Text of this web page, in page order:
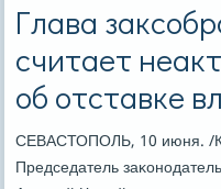
Глава
считает
об отставке
СЕВАСТОПОЛЬ, 10 июня. /
Председатель